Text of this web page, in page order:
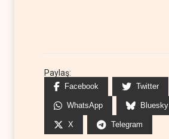
Paylaş:
Facebook Twitter
WhatsApp Bluesky
X Telegram